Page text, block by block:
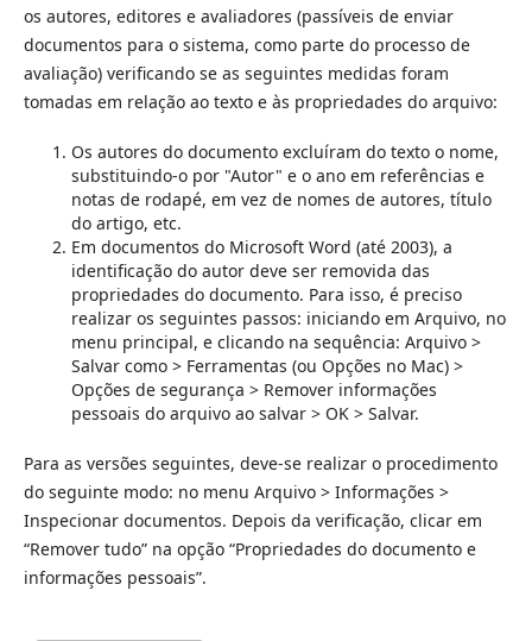
os autores, editores e avaliadores (passíveis de enviar
documentos para o sistema, como parte do processo de
avaliação) verificando se as seguintes medidas foram
tomadas em relação ao texto e às propriedades do arquivo:
Os autores do documento excluíram do texto o nome,
substituindo-o por "Autor" e o ano em referências e
notas de rodapé, em vez de nomes de autores, título
do artigo, etc.
Em documentos do Microsoft Word (até 2003), a
identificação do autor deve ser removida das
propriedades do documento. Para isso, é preciso
realizar os seguintes passos: iniciando em Arquivo, no
menu principal, e clicando na sequência: Arquivo >
Salvar como > Ferramentas (ou Opções no Mac) >
Opções de segurança > Remover informações
pessoais do arquivo ao salvar > OK > Salvar.
Para as versões seguintes, deve-se realizar o procedimento
do seguinte modo: no menu Arquivo > Informações >
Inspecionar documentos. Depois da verificação, clicar em
“Remover tudo” na opção “Propriedades do documento e
informações pessoais”.